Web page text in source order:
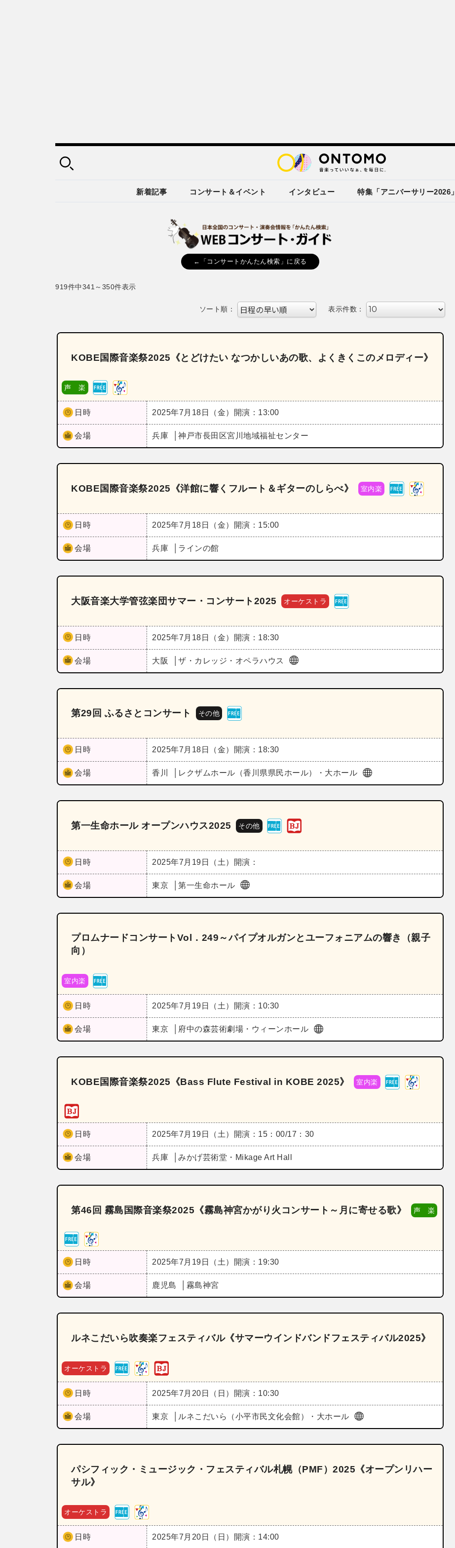
新着記事 コンサート＆イベント インタビュー 特集「アニバーサリー2026」
←「コンサートかんたん検索」に戻る
919件中341～350件表示
ソート順： 表示件数：
KOBE国際音楽祭2025《とどけたい なつかしいあの歌、よくきくこのメロディー》
声 楽
日時 2025年7月18日（金） 開演：13:00
会場 兵庫 神戸市長田区宮川地域福祉センター
KOBE国際音楽祭2025《洋館に響くフルート＆ギターのしらべ》 室内楽
日時 2025年7月18日（金） 開演：15:00
会場 兵庫 ラインの館
大阪音楽大学管弦楽団サマー・コンサート2025 オーケストラ
日時 2025年7月18日（金） 開演：18:30
会場 大阪 ザ・カレッジ・オペラハウス
第29回 ふるさとコンサート その他
日時 2025年7月18日（金） 開演：18:30
会場 香川 レクザムホール（香川県県民ホール）・大ホール
第一生命ホール オープンハウス2025 その他
日時 2025年7月19日（土） 開演：
会場 東京 第一生命ホール
プロムナードコンサートVol．249～パイプオルガンとユーフォニアムの響き（親子
向）
室内楽
日時 2025年7月19日（土） 開演：10:30
会場 東京 府中の森芸術劇場・ウィーンホール
KOBE国際音楽祭2025《Bass Flute Festival in KOBE 2025》 室内楽
日時 2025年7月19日（土） 開演：15：00/17：30
会場 兵庫 みかげ芸術堂・Mikage Art Hall
第46回 霧島国際音楽祭2025《霧島神宮かがり火コンサート～月に寄せる歌》 声 楽
日時 2025年7月19日（土） 開演：19:30
会場 鹿児島 霧島神宮
ルネこだいら吹奏楽フェスティバル《サマーウインドバンドフェスティバル2025》
オーケストラ
日時 2025年7月20日（日） 開演：10:30
会場 東京 ルネこだいら（小平市民文化会館）・大ホール
パシフィック・ミュージック・フェスティバル札幌（PMF）2025《オープンリハー
サル》
オーケストラ
日時 2025年7月20日（日） 開演：14:00